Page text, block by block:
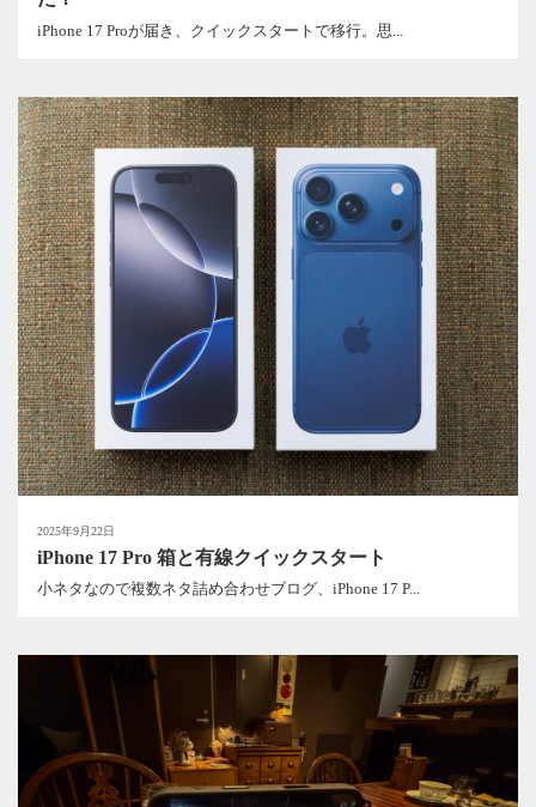
iPhone 17 Proが届き、クイックスタートで移行。思...
2025年9月22日
iPhone 17 Pro 箱と有線クイックスタート
小ネタなので複数ネタ詰め合わせブログ、iPhone 17 P...